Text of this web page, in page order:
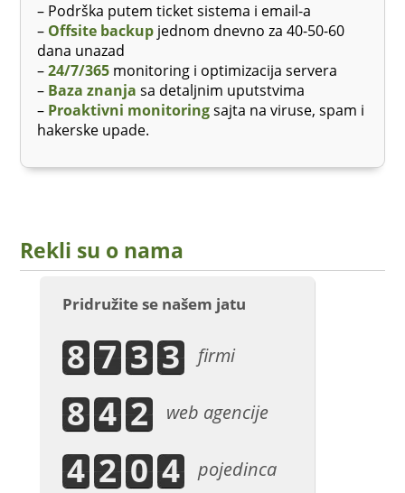
– Podrška putem ticket sistema i email-a
– Offsite backup jednom dnevno za 40-50-60
dana unazad
–24/7/365 monitoring i optimizacija servera
– Baza znanja sa detaljnim uputstvima
– Proaktivni monitoring sajta na viruse, spam i
hakerske upade.
Rekli su o nama
Pridružite se našem jatu
8 7 3 3 firmi
8 4 2 web agencije
4 2 0 4 pojedinca